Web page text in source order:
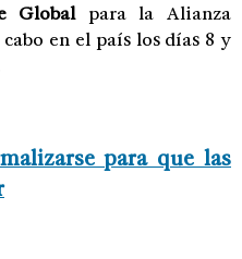
Globalpara la Alianza
en el país los días 8 y
para que las